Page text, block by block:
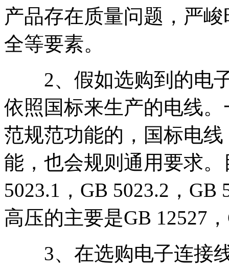
产品存在质量问题，严
全等要素。
2、假如选购到的电子
依照国标来生产的电线
范规范功能的，国标电
能，也会规则通用要求
5023.1，GB 5023.2，GB
高压的主要是GB 12527
3、在选购电子连接线